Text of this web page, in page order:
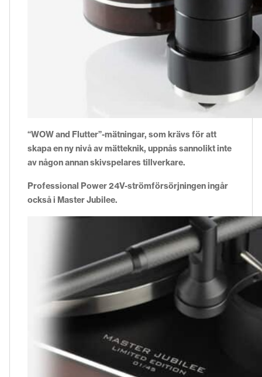
“WOW and Flutter”-mätningar, som krävs för att
skapa en ny nivå av mätteknik, uppnås sannolikt inte
av någon annan skivspelares tillverkare.
Professional Power 24V-strömförsörjningen ingår
också i Master Jubilee.